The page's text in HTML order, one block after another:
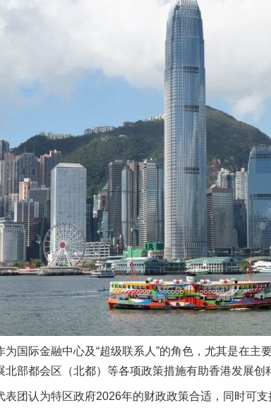
际金融中心及“超级联系人”的角色，尤其是在主
部都会区（北都）等各项政策措施有助香港发展创
认为特区政府2026年的财政政策合适，同时可支